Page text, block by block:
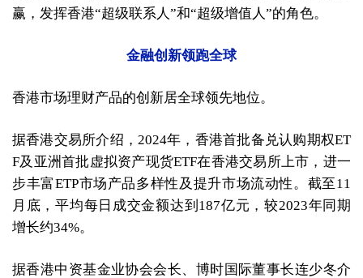
赢，发挥香港“超级联系人”和“超级增值人”的角色。
金融创新领跑全球
香港市场理财产品的创新居全球领先地位。
据香港交易所介绍，2024年，香港首批备兑认购期权ET
F及亚洲首批虚拟资产现货ETF在香港交易所上市，进一
步丰富ETP市场产品多样性及提升市场流动性。截至11
月底，平均每日成交金额达到187亿元，较2023年同期
增长约34%。
据香港中资基金业协会会长、博时国际董事长连少冬介